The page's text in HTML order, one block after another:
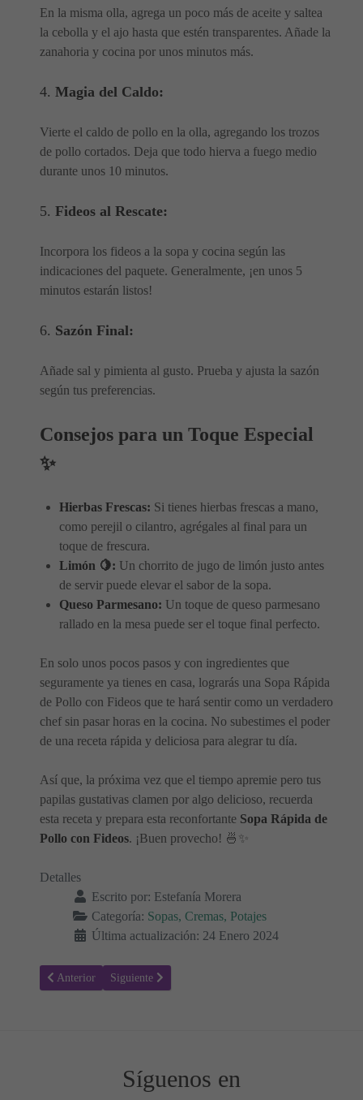
En la misma olla, agrega un poco más de aceite y saltea
la cebolla y el ajo hasta que estén transparentes. Añade la
zanahoria y cocina por unos minutos más.
4. Magia del Caldo:
Vierte el caldo de pollo en la olla, agregando los trozos
de pollo cortados. Deja que todo hierva a fuego medio
durante unos 10 minutos.
5. Fideos al Rescate:
Incorpora los fideos a la sopa y cocina según las
indicaciones del paquete. Generalmente, ¡en unos 5
minutos estarán listos!
6. Sazón Final:
Añade sal y pimienta al gusto. Prueba y ajusta la sazón
según tus preferencias.
Consejos para un Toque Especial
✨
Hierbas Frescas: Si tienes hierbas frescas a mano,
como perejil o cilantro, agrégales al final para un
toque de frescura.
Limón 🍋: Un chorrito de jugo de limón justo antes
de servir puede elevar el sabor de la sopa.
Queso Parmesano: Un toque de queso parmesano
rallado en la mesa puede ser el toque final perfecto.
En solo unos pocos pasos y con ingredientes que
seguramente ya tienes en casa, lograrás una Sopa Rápida
de Pollo con Fideos que te hará sentir como un verdadero
chef sin pasar horas en la cocina. No subestimes el poder
de una receta rápida y deliciosa para alegrar tu día.
Así que, la próxima vez que el tiempo apremie pero tus
papilas gustativas clamen por algo delicioso, recuerda
esta receta y prepara esta reconfortante Sopa Rápida de
Pollo con Fideos. ¡Buen provecho! 🍜✨
Detalles
Escrito por: Estefanía Morera
Categoría: Sopas, Cremas, Potajes
Última actualización: 24 Enero 2024
Artículo anterior: Crema de Verduras y Jamón
Anterior Artículo siguiente: Caldo de Carne y Consomé
Siguiente
Síguenos en